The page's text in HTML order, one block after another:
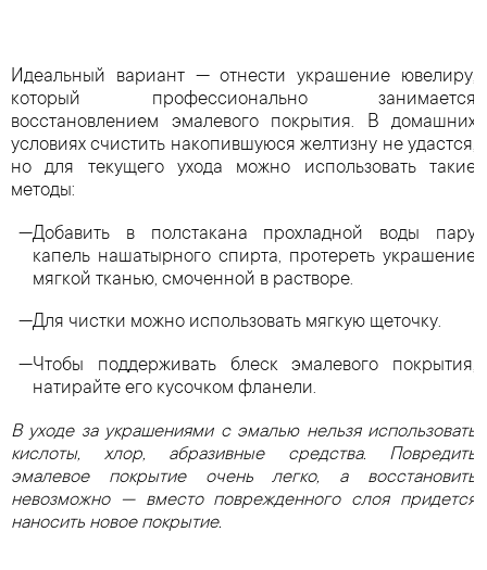
Идеальный вариант — отнести украшение ювелиру,
который профессионально занимается
восстановлением эмалевого покрытия. В домашних
условиях счистить накопившуюся желтизну не удастся,
но для текущего ухода можно использовать такие
методы:
Добавить в полстакана прохладной воды пару
капель нашатырного спирта, протереть украшение
мягкой тканью, смоченной в растворе.
Для чистки можно использовать мягкую щеточку.
Чтобы поддерживать блеск эмалевого покрытия,
натирайте его кусочком фланели.
В уходе за украшениями с эмалью нельзя использовать
кислоты, хлор, абразивные средства. Повредить
эмалевое покрытие очень легко, а восстановить
невозможно — вместо поврежденного слоя придется
наносить новое покрытие.